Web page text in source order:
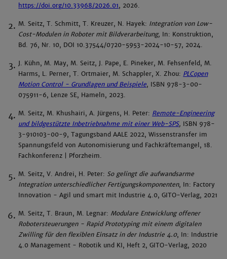
https://doi.org/10.33968/2026.01, 2026.
M. Seitz, T. Schmitt, T. Kreuzer, N. Hayek: Integration von Low-
Cost-Modulen in Roboter mit Bildverarbeitung, In: Konstruktion,
Bd. 76, Nr. 10, DOI 10.37544/0720-5953-2024-10-57, 2024.
J. Kühn, M. May, M. Seitz, J. Pape, E. Pineker, M. Fehsenfeld, M.
Harms, L. Perner, T. Ortmaier, M. Schappler, X. Zhou: PLCopen
Motion Control - Grundlagen und Beispiele, ISBN 978-3-00-
075911-6, Lenze SE, Hameln, 2023.
M. Seitz, M. Khushairi, A. Jürgens, H. Peter: Remote-Engineering
und bildgestützte Inbetriebnahme mit einer Web-SPS, ISBN 978-
3-910103-00-9, Tagungsband AALE 2022, Wissenstransfer im
Spannungsfeld von Autonomisierung und Fachkräftemangel, 18.
Fachkonferenz | Pforzheim.
M. Seitz, V. Andrei, H. Peter: So gelingt die aufwandsarme
Integration unterschiedlicher Fertigungskomponenten, In: Factory
Innovation - Agil und smart mit Industrie 4.0, GITO-Verlag, 2021
M. Seitz, T. Braun, M. Legnar: Modulare Entwicklung offener
Robotersteuerungen - Rapid Prototyping mit einem digitalen
Zwilling für den flexiblen Einsatz in der Industrie 4.0, In: Industrie
4.0 Management - Robotik und KI, Heft 2, GITO-Verlag, 2020